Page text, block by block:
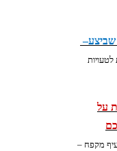
שביצע–
על
מקפח –